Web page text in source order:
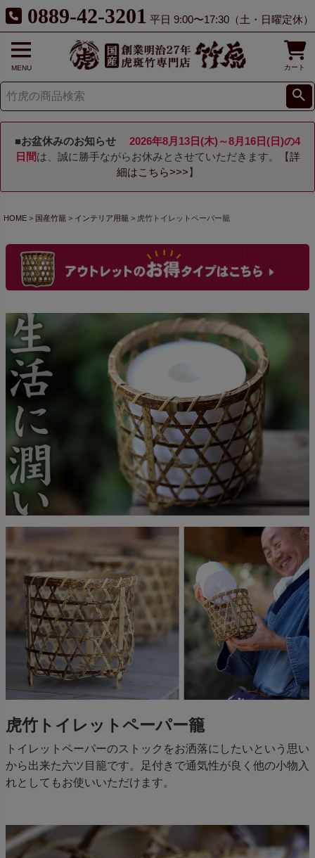
0889-42-3201 平日 9:00〜17:30（土・日曜定休）
MENU カート
■お盆休みのお知らせ
2026年8月13日(木)～8月16日(日)の4
日間は、誠に勝手ながらお休みとさせていただきます。【詳
細はこちら>>> 】
HOME 国産竹籠 インテリア用籠 虎竹トイレットペーパー籠
虎竹トイレットペーパー籠
トイレットペーパーのストックをお洒落にしたいという思い
から出来た六ツ目籠です。足付きで通気性が良く他の小物入
れとしてもお使いいただけます。